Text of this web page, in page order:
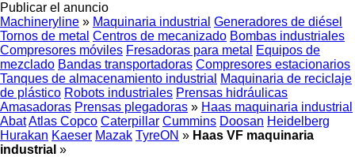
Publicar el anuncio
Machineryline » Maquinaria industrial Generadores de diésel
Tornos de metal Centros de mecanizado Bombas industriales
Compresores móviles Fresadoras para metal
Equipos de
mezclado Bandas transportadoras Compresores estacionarios
Tanques de almacenamiento industrial
Maquinaria de reciclaje
de plástico Robots industriales Prensas hidráulicas
Amasadoras Prensas plegadoras » Haas maquinaria industrial
AbatAtlas Copco Caterpillar Cummins Doosan Heidelberg
Hurakan Kaeser Mazak TyreON » Haas VF maquinaria
industrial »